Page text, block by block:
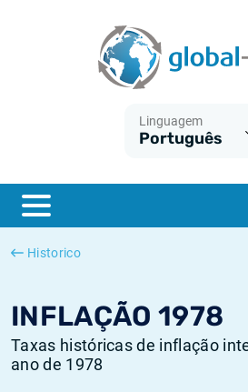
Linguagem
Português
Historico
INFLAÇÃO 1978
Taxas históricas de inflação
ano de 1978
ESTER
SONIA
O que é a inflação do IPC?
O que é a inflação do IHPC?
Inflação Estados Unidos
Inflação Europa
Taxas Euribor históricas
Taxas ESTER históricas
Taxas SONIA históricas
Taxas TONAR históricas
Calculadora de inflação